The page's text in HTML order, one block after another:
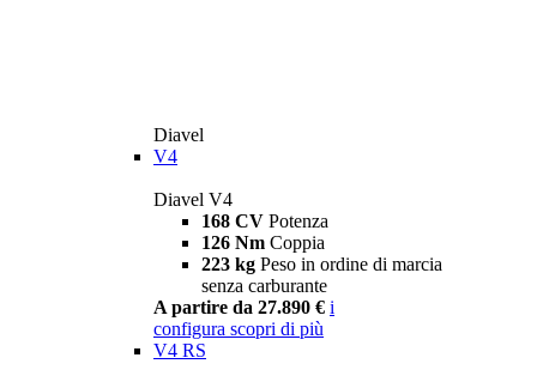
Diavel
V4
Diavel V4
168 CV Potenza
126 Nm Coppia
223 kg Peso in ordine di marcia
senza carburante
A partire da 27.890 € i
configura scopri di più
V4 RS